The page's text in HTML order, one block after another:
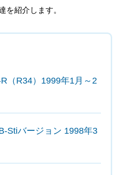
を紹介します。
（R34）1999年1月～2
Stiバージョン 1998年3